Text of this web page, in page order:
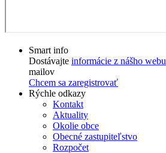
Smart info
Dostávajte informácie z nášho webu
mailov
Chcem sa zaregistrovať
Rýchle odkazy
Kontakt
Aktuality
Okolie obce
Obecné zastupiteľstvo
Rozpočet